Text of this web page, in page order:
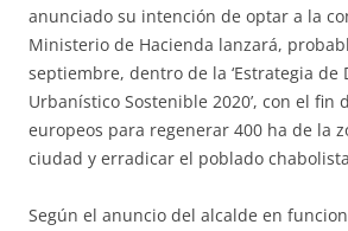
anunciado su intención de optar a la
Ministerio de Hacienda lanzará,
septiembre, dentro de la ‘Estrategia de
Urbanístico Sostenible 2020’, con el fin
europeos para regenerar 400 ha de la
ciudad y erradicar el poblado
Según el anuncio del alcalde en